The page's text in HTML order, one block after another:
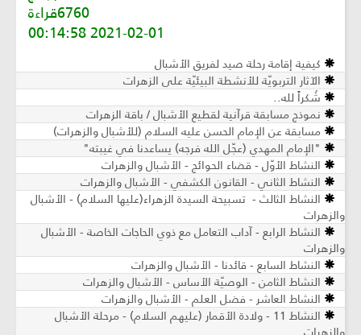
6760قراءة
2021-02-01 00:14:58
كيفية إقامة رحلة صيد لفريق الأشبال
الآثار التربويّة للأنشطة البيئيّة على الزهرات
شُكراً لله..
نموذج مسابقة قرآنية لقطيع الأشبال / باقة الزهرات
مسابقة عن الإمام الحسن عليه السلام (للأشبال والزهرات)
"الإمام المهدي (عجّل الله فرجه) يساعدنا في غيبته"
النشاط الأوّل - قضاء الحوائج - الأشبال والزهرات
النشاط الثاني - القانون الكشفي - الأشبال والزهرات
النشاط الثالث - تسبيحة السيدة الزهراء(علیها السلام) - الأشبال
والزهرات
النشاط الرابع - آداب التعامل مع ذوي الحاجات الخاصة - الأشبال
والزهرات
النشاط السابع - قائدنا - الأشبال والزهرات
النشاط الثامن - الوصيّة الأساس - الأشبال والزهرات
النشاط العاشر - فضل العلم - الأشبال والزهرات
النشاط 11 - ولادة الأقمار (عليهم السلام) - مرحلة الأشبال